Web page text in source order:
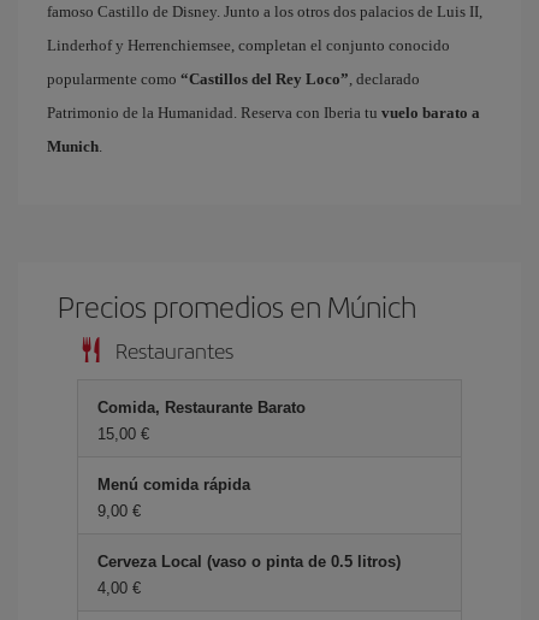
famoso Castillo de Disney. Junto a los otros dos palacios de Luis II,
Linderhof y Herrenchiemsee, completan el conjunto conocido
popularmente como “Castillos del Rey Loco”, declarado
Patrimonio de la Humanidad. Reserva con Iberia tu vuelo barato a
Munich.
Precios promedios en Múnich
Restaurantes
Comida, Restaurante Barato
15,00 €
Menú comida rápida
9,00 €
Cerveza Local (vaso o pinta de 0.5 litros)
4,00 €